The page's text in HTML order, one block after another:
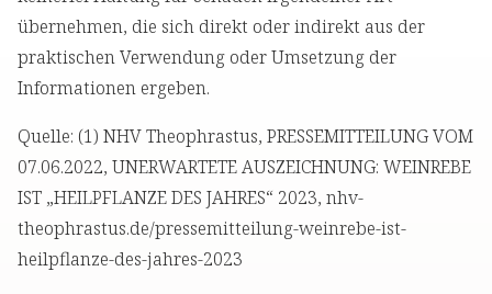
übernehmen, die sich direkt oder indirekt aus der
praktischen Verwendung oder Umsetzung der
Informationen ergeben.
Quelle: (1) NHV Theophrastus, PRESSEMITTEILUNG VOM
07.06.2022, UNERWARTETE AUSZEICHNUNG: WEINREBE
IST „HEILPFLANZE DES JAHRES“ 2023, nhv-
theophrastus.de/pressemitteilung-weinrebe-ist-
heilpflanze-des-jahres-2023